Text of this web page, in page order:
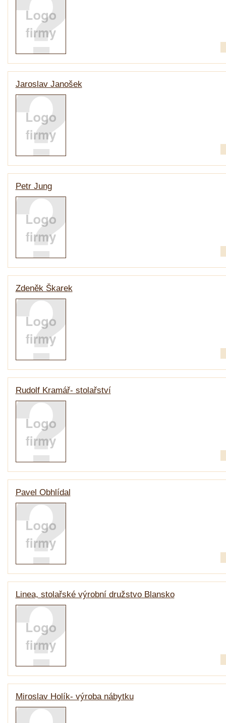
Jaroslav Janošek
Petr Jung
Zdeněk Škarek
Rudolf Kramář- stolařství
Pavel Obhlídal
Linea, stolařské výrobní družstvo Blansko
Miroslav Holík- výroba nábytku